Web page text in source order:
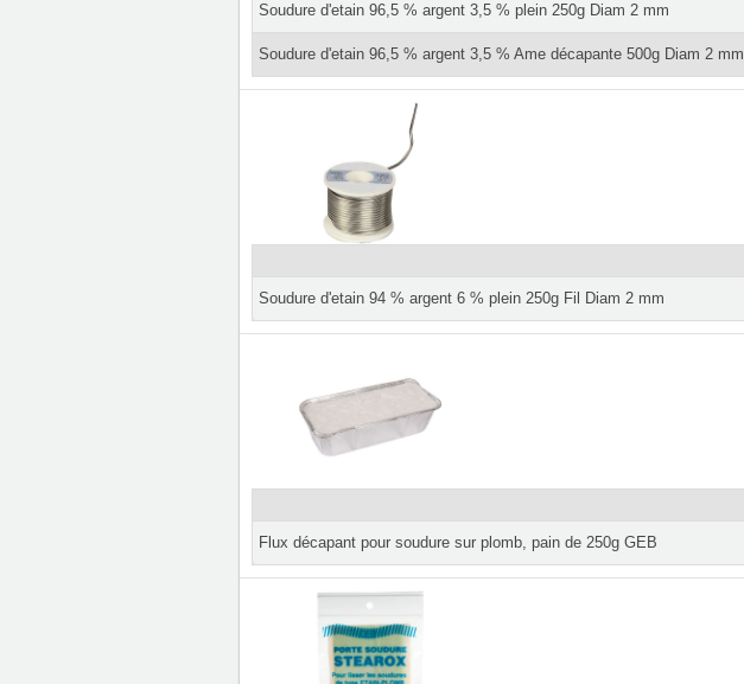
Soudure d'etain 96,5 % argent 3,5 % plein 250g Diam 2 mm
Soudure d'etain 96,5 % argent 3,5 % Ame décapante 500g Diam 2 mm
Soudure d'etain 94 % argent 6 % plein 250g Fil Diam 2 mm
Flux décapant pour soudure sur plomb, pain de 250g GEB